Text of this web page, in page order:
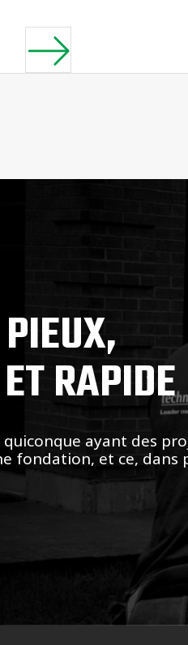
RAPIDE
ayant des
fondation, et ce, dans